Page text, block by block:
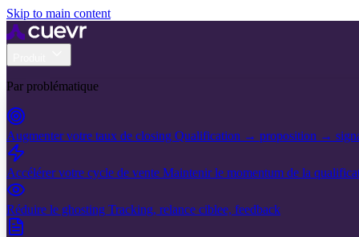
Skip to main content
Par problématique
Augmenter votre taux de closing Qualification → proposition →
Accélérer votre cycle de vente Maintenir le momentum de la
Réduire le ghosting Tracking, relance ciblee, feedback